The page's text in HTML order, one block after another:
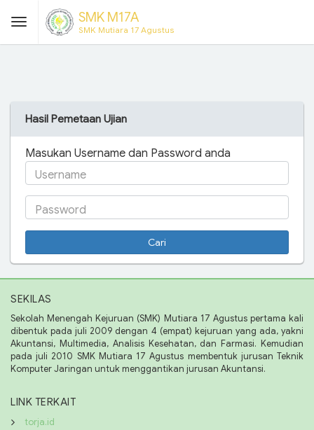
SMK M17A
SMK Mutiara 17 Agustus
Hasil Pemetaan Ujian
Masukan Username dan Password anda
Username
Password
Cari
SEKILAS
Sekolah Menengah Kejuruan (SMK) Mutiara 17 Agustus pertama kali
dibentuk pada juli 2009 dengan 4 (empat) kejuruan yang ada, yakni
Akuntansi, Multimedia, Analisis Kesehatan, dan Farmasi. Kemudian
pada juli 2010 SMK Mutiara 17 Agustus membentuk jurusan Teknik
Komputer Jaringan untuk menggantikan jurusan Akuntansi.
LINK TERKAIT
torja.id